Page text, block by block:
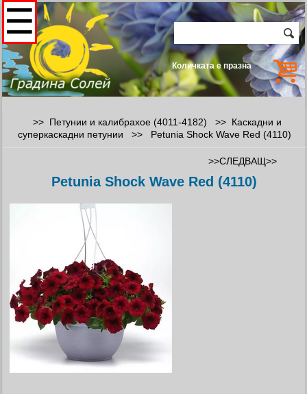
Количката е празна
☰
>> Петунии и калибрахое (4011-4182) >> Каскадни и
суперкаскадни петунии >> Petunia Shock Wave Red (4110)
>>СЛЕДВАЩ>>
Petunia Shock Wave Red (4110)